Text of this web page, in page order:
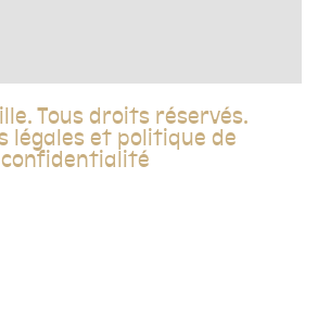
Tous droits réservés.
légales et politique de
confidentialité